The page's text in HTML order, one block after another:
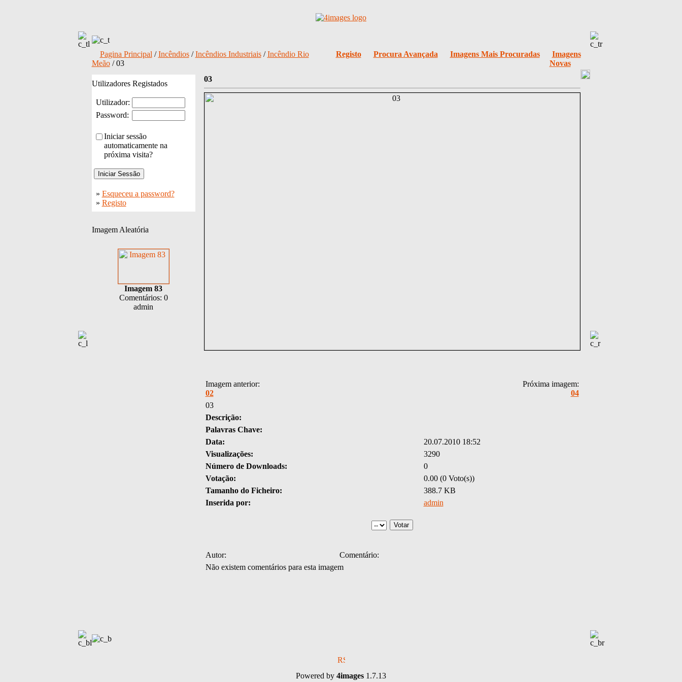
Pagina Principal /Incêndios/Incêndios Industriais/Incêndio Rio
Meão/ 03
Registo Procura Avançada Imagens Mais Procuradas
Imagens
Novas
Utilizadores Registados
Utilizador:
Password:
Iniciar sessão
automaticamente na
próxima visita?
» Esqueceu a password?
» Registo
Imagem Aleatória
Imagem 83
Comentários: 0
admin
03
Imagem anterior:
02
Próxima imagem:
04
03
Descrição:
Palavras Chave:
Data:
20.07.2010 18:52
Visualizações:
3290
Número de Downloads:
0
Votação:
0.00 (0 Voto(s))
Tamanho do Ficheiro:
388.7 KB
Inserida por:
admin
Autor:
Comentário:
Não existem comentários para esta imagem
Powered by 4images 1.7.13